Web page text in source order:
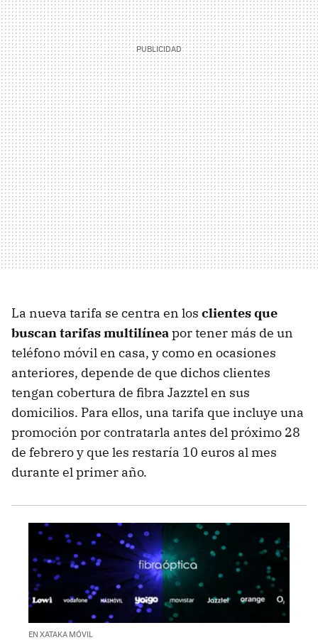
La nueva tarifa se centra en los clientes que
buscan tarifas multilíneapor tener más de un
teléfono móvil en casa, y como en ocasiones
anteriores, depende de que dichos clientes
tengan cobertura de fibra Jazztel en sus
domicilios. Para ellos, una tarifa que incluye una
promoción por contratarla antes del próximo 28
de febrero y que les restaría 10 euros al mes
durante el primer año.
EN XATAKA MÓVIL